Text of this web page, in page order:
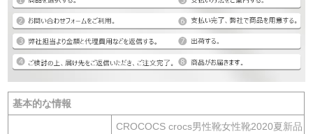
基本的な情報
CROCOCS crocs男性靴女性靴2020夏新品